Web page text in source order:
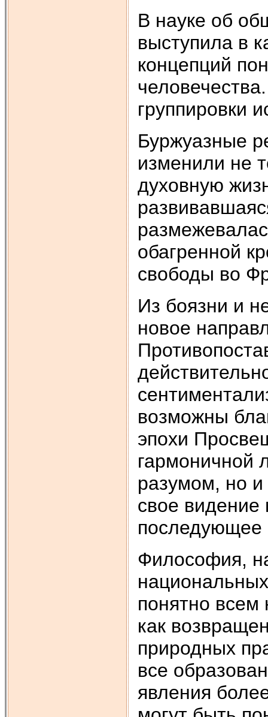
В науке об
выступила в
концепций
группировки
Буржуазные
изменили не
духовную
обагренной
свободы во
Из боязни и
новое
возможны
эпохи
гармоничной
разумом, но
свое
последующее
Философия,
понятно
как
природных
все
явления